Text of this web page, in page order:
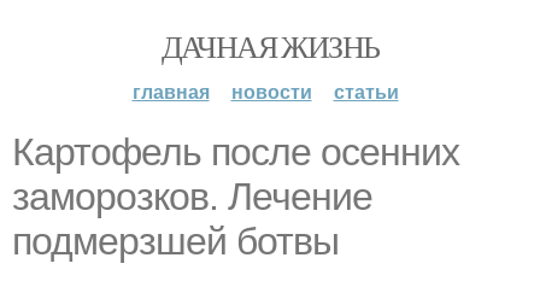
ДАЧНАЯ ЖИЗНЬ
главная новости статьи
Картофель после осенних
заморозков. Лечение
подмерзшей ботвы